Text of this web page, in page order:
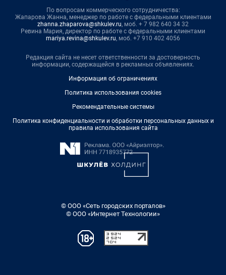
По вопросам коммерческого сотрудничества:
Жапарова Жанна, менеджер по работе с федеральными клиентами
zhanna.zhaparova@shkulev.ru, моб. + 7 982 640 34 32
Ревина Мария, директор по работе с федеральными клиентами
mariya.revina@shkulev.ru, моб. +7 910 402 4056
Редакция сайта не несет ответственности за достоверность
информации, содержащейся в рекламных объявлениях.
Информация об ограничениях
Политика использования cookies
Рекомендательные системы
Политика конфиденциальности и обработки персональных данных и
правила использования сайта
© ООО «Сеть городских порталов»
© ООО «Интернет Технологии»